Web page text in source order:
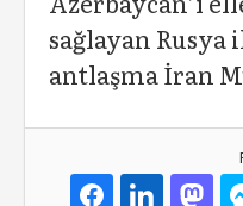
sağlayan Rusya
antlaşma İran